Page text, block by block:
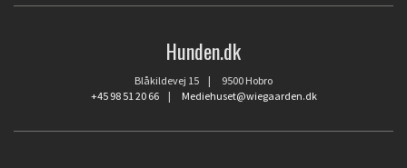
Hunden.dk
Blåkildevej 15 | 9500 Hobro
+45 98 51 20 66| Mediehuset@wiegaarden.dk